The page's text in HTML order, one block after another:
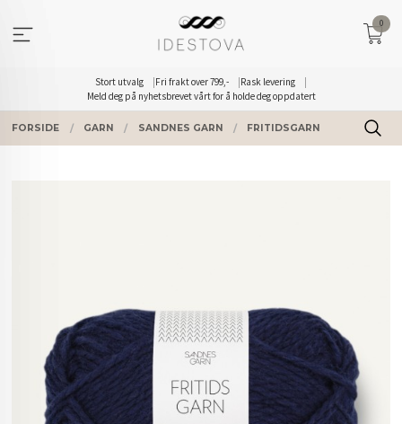
innholdet
Stort utvalg Fri frakt over 799,-
Rask levering
Meld deg på nyhetsbrevet vårt for å holde deg oppdatert
0
FORSIDE GARN SANDNES GARN FRITIDSGARN